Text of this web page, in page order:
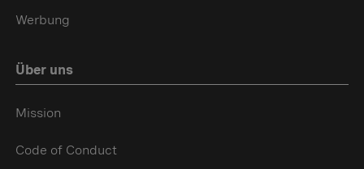
Werbung
Über uns
Mission
Code of Conduct